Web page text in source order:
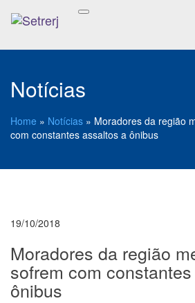
Notícias
Home » Notícias » Moradores da região
com constantes assaltos a ônibus
19/10/2018
Moradores da região
sofrem com
ônibus